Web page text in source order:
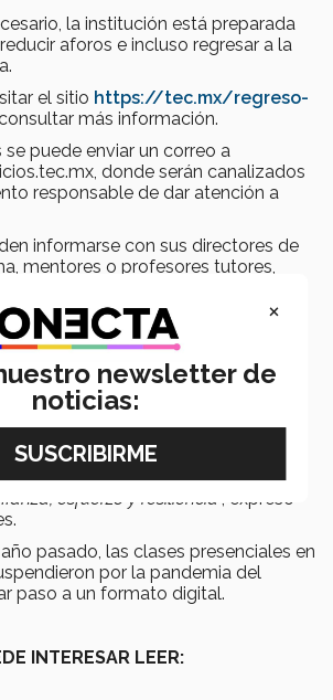
la institución está preparada
aforos e incluso regresar a la
el sitio https://tec.mx/regreso-
más información.
se puede enviar un correo a
donde serán canalizados
responsable de dar atención a
informarse con sus directores de
mentores o profesores tutores,
orientación puntual.
les daremos más detalles sobre las
que tendremos disponibles a partir
lo que los invitamos a mantenerse
de los medios de comunicación
este regreso.
todas viviremos en nuestro querido
realidad llena de desafíos, pero
solidaria, saldremos adelante.
esfuerzo y resiliencia ”, expresó
pasado, las clases presenciales en
por la pandemia del
paso a un formato digital.
INTERESAR LEER:
×
newsletter de
noticias: